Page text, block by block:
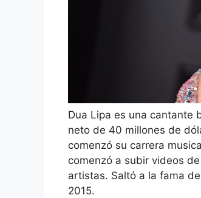
Dua Lipa es una cantante
neto de 40 millones de
comenzó su carrera
comenzó a subir videos
artistas. Saltó a la fama
2015.